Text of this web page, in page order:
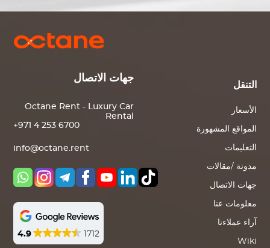
جهات الاتصال
Octane Rent - Luxury Car
Rental
+971 4 253 6700
info@octane.rent
4.9 1712
التنقل
الأسعار
المواقع المشهورة
التعليمات
مدونة /مقالات
جهات الاتصال
معلومات عنا
آراء عملاءنا
Wiki